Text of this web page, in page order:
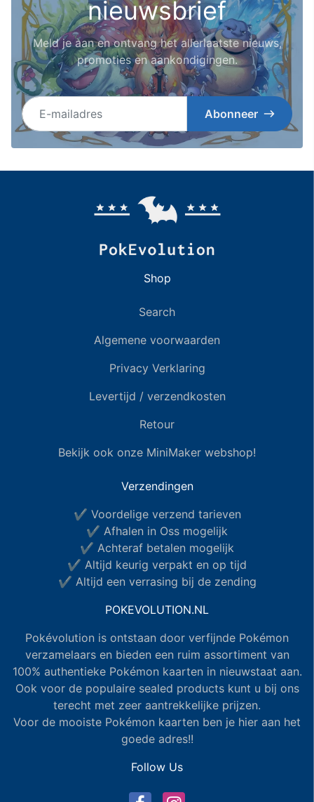
nieuwsbrief
Meld je aan en ontvang het allerlaatste nieuws,
promoties en aankondigingen.
E-mailadres
Abonneer
Shop
Search
Algemene voorwaarden
Privacy Verklaring
Levertijd / verzendkosten
Retour
Bekijk ook onze MiniMaker webshop!
Verzendingen
✔ Voordelige verzend tarieven
✔ Afhalen in Oss mogelijk
✔ Achteraf betalen mogelijk
✔ Altijd keurig verpakt en op tijd
✔ Altijd een verrasing bij de zending
POKEVOLUTION.NL
Pokévolution is ontstaan door verfijnde Pokémon
verzamelaars en bieden een ruim assortiment van
100% authentieke Pokémon kaarten in nieuwstaat aan.
Ook voor de populaire sealed products kunt u bij ons
terecht met zeer aantrekkelijke prijzen.
Voor de mooiste Pokémon kaarten ben je hier aan het
goede adres!!
Follow Us